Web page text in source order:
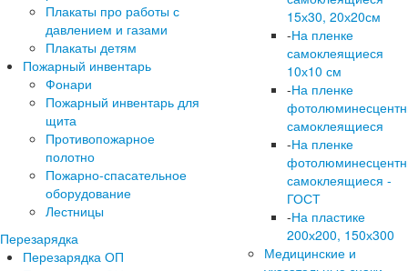
Плакаты про работы с
давлением и газами
Плакаты детям
Пожарный инвентарь
Фонари
Пожарный инвентарь для
щита
Противопожарное
полотно
Пожарно-спасательное
оборудование
Лестницы
Перезарядка
Перезарядка ОП
15х30, 20х20см
-На пленке
самоклеящиеся
10х10 см
-На пленке
самоклеящиеся
-На пленке
самоклеящиеся -
ГОСТ
-На пластике
200х200, 150х300
Медицинские и